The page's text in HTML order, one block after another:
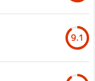
9.1